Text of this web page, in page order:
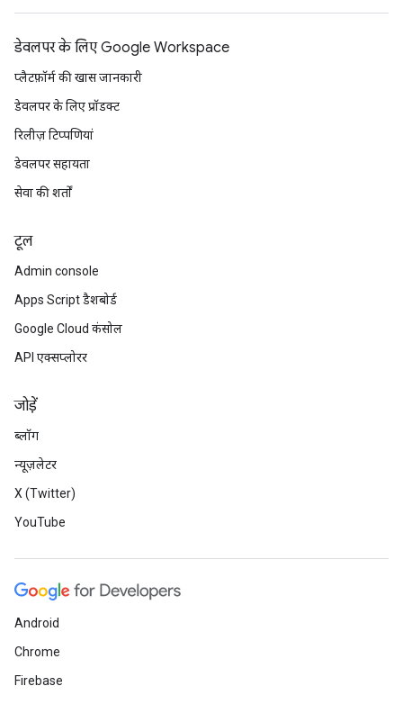
डेवलपर के लिए Google Workspace
प्लैटफ़ॉर्म की खास जानकारी
डेवलपर के लिए प्रॉडक्ट
रिलीज़ टिप्पणियां
डेवलपर सहायता
सेवा की शर्तों
टूल
Admin console
Apps Script डैशबोर्ड
Google Cloud कंसोल
API एक्सप्लोरर
जोड़ें
ब्लॉग
न्यूज़लेटर
X (Twitter)
YouTube
Android
Chrome
Firebase